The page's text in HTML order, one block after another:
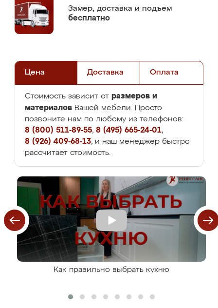
Замер, доставка и подъем
бесплатно
Цена Доставка Оплата
Стоимость зависит от размеров и
материалов Вашей мебели. Просто
позвоните нам по любому из телефонов:
8 (800) 511-89-55, 8 (495) 665-24-01,
8 (926) 409-68-13, и наш менеджер быстро
рассчитает стоимость.
Как правильно выбрать кухню